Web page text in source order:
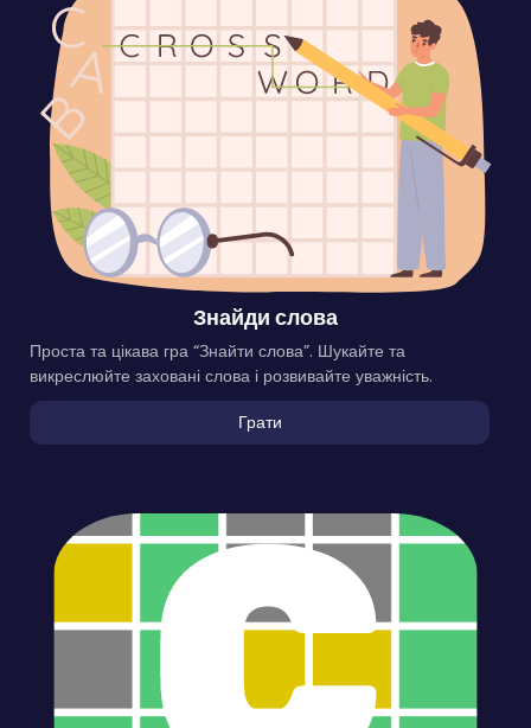
Знайди слова
Проста та цікава гра “Знайти слова”. Шукайте та
викреслюйте заховані слова і розвивайте уважність.
Грати